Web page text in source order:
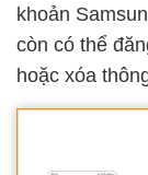
khoản
còn có thể
hoặc xóa